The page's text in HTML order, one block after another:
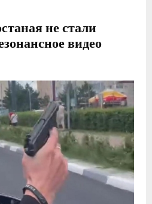
не стали
видео